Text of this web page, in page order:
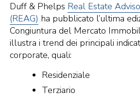
Duff & Phelps Real Estate
(REAG) ha pubblicato l’ultima
Congiuntura del Mercato
illustra i trend dei principali
corporate, quali:
Residenziale
Terziario